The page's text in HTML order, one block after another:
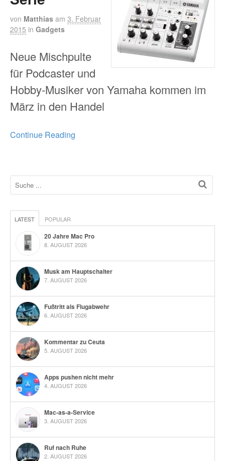
von Matthias am 3. Februar
2015 in Gadgets
Neue Mischpulte
für Podcaster und
Hobby-Musiker von Yamaha kommen im
März in den Handel
Continue Reading
LATEST POPULAR
20 Jahre Mac Pro
8. AUGUST 2026
Musk am Hauptschalter
7. AUGUST 2026
Fußtritt als Flugabwehr
6. AUGUST 2026
Kommentar zu Ceuta
5. AUGUST 2026
Apps pushen nicht mehr
4. AUGUST 2026
Mac-as-a-Service
3. AUGUST 2026
Ruf nach Ruhe
2. AUGUST 2026